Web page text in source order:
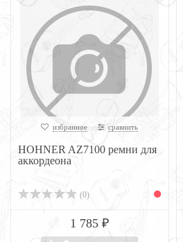
избранное сравнить
HOHNER AZ7100 ремни для
аккордеона
(0)
1 785 ₽